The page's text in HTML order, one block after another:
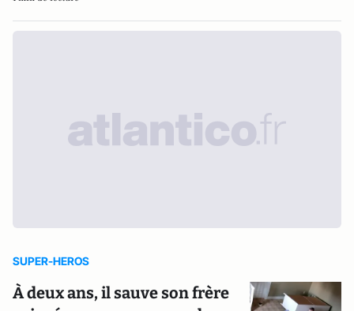
SUPER-HEROS
À deux ans, il sauve son frère